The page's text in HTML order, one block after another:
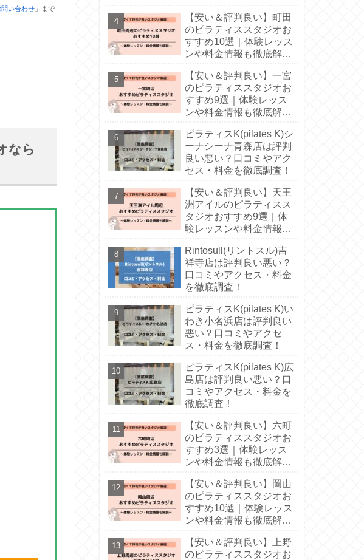
問い合わせ 」まで
なら
【安い＆評判良い】町田
のピラティススタジオお
すすめ10選｜体験レッス
ンや料金情報も徹底解
【安い＆評判良い】一宮
のピラティススタジオお
すすめ9選｜体験レッス
ンや料金情報も徹底解
ピラティスK(pilates K)シ
ーナシーナ青森店は評判
良い悪い？口コミやアク
セス・料金を徹底調査！
【安い＆評判良い】天王
洲アイルのピラティスス
タジオおすすめ9選｜体
験レッスンや料金情報も
Rintosull(リントスル)吉
祥寺店は評判良い悪い？
口コミやアクセス・料金
を徹底調査！
ピラティスK(pilates K)い
わき小名浜店は評判良い
悪い？口コミやアクセ
ス・料金を徹底調査！
ピラティスK(pilates K)広
島店は評判良い悪い？口
コミやアクセス・料金を
徹底調査！
【安い＆評判良い】六町
のピラティススタジオお
すすめ3選｜体験レッス
ンや料金情報も徹底解
【安い＆評判良い】岡山
のピラティススタジオお
すすめ10選｜体験レッス
ンや料金情報も徹底解
【安い＆評判良い】上野
のピラティススタジオお